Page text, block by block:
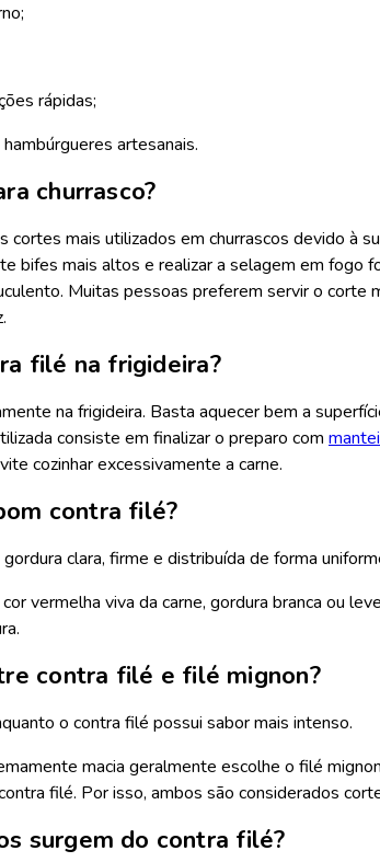
rápidas;
artesanais.
churrasco?
mais utilizados em churrascos devido à
bifes mais altos e realizar a selagem em fogo
Muitas pessoas preferem servir o corte
filé na frigideira?
na frigideira. Basta aquecer bem a
consiste em finalizar o preparo com
cozinhar excessivamente a carne.
contra filé?
clara, firme e distribuída de forma
vermelha viva da carne, gordura branca ou
contra filé e filé mignon?
o contra filé possui sabor mais intenso.
macia geralmente escolhe o filé
filé. Por isso, ambos são considerados
surgem do contra filé?